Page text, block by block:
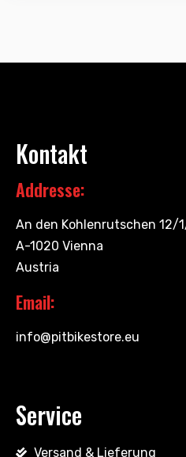
Kontakt
Addresse:
An den Kohlenrutschen 12/
A-1020 Vienna
Austria
Email:
info@pitbikestore.eu
Service
Versand & Lieferung